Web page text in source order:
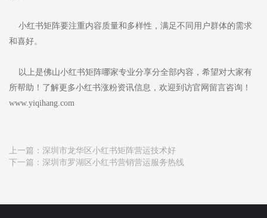
小红书矩阵要注重内容质量和多样性，满足不同用户群体的需求
和喜好。
以上是佛山小红书矩阵哪家专业分享分全部内容，希望对大家有
所帮助！了解更多小红书涨粉资讯信息，欢迎到访官网留言咨询！
www.yiqihang.com
上一篇： 深圳市龙华区小红书矩阵营运技术好
下一篇： 深圳市罗湖区小红书营销营运服务热线